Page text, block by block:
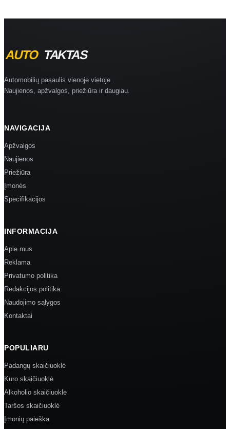
Automobilių pasaulis vienoje vietoje.
Naujienos, apžvalgos, priežiūra ir daugiau.
NAVIGACIJA
Apžvalgos
Naujienos
Priežiūra
Įmonės
Specifikacijos
INFORMACIJA
Apie mus
Reklama
Privatumo politika
Redakcijos politika
Naudojimo sąlygos
Kontaktai
POPULIARU
Padangų skaičiuoklė
Kuro skaičiuoklė
Alkoholio skaičiuoklė
Taršos skaičiuoklė
Įmonių paieška